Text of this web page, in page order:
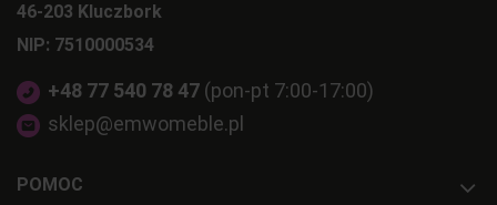
46-203 Kluczbork
NIP: 7510000534
+48 77 540 78 47 (pon-pt 7:00-17:00)
sklep@emwomeble.pl
POMOC